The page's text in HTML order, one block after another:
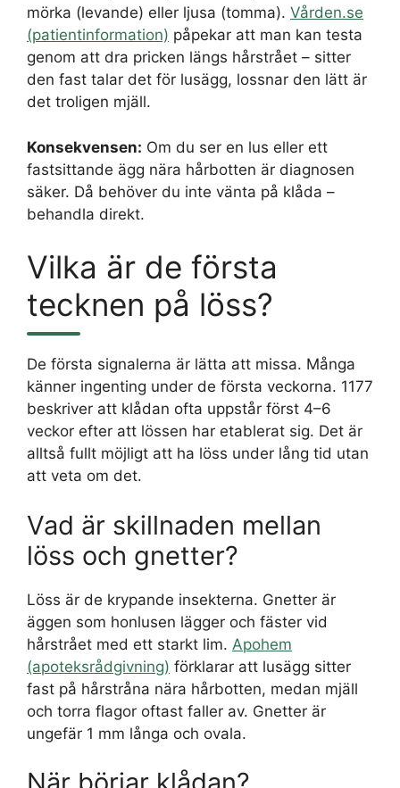
mörka (levande) eller ljusa (tomma). Vården.se
(patientinformation) påpekar att man kan testa
genom att dra pricken längs hårstrået – sitter
den fast talar det för lusägg, lossnar den lätt är
det troligen mjäll.
Konsekvensen: Om du ser en lus eller ett
fastsittande ägg nära hårbotten är diagnosen
säker. Då behöver du inte vänta på klåda –
behandla direkt.
Vilka är de första
tecknen på löss?
De första signalerna är lätta att missa. Många
känner ingenting under de första veckorna. 1177
beskriver att klådan ofta uppstår först 4–6
veckor efter att lössen har etablerat sig. Det är
alltså fullt möjligt att ha löss under lång tid utan
att veta om det.
Vad är skillnaden mellan
löss och gnetter?
Löss är de krypande insekterna. Gnetter är
äggen som honlusen lägger och fäster vid
hårstrået med ett starkt lim. Apohem
(apoteksrådgivning) förklarar att lusägg sitter
fast på hårstråna nära hårbotten, medan mjäll
och torra flagor oftast faller av. Gnetter är
ungefär 1 mm långa och ovala.